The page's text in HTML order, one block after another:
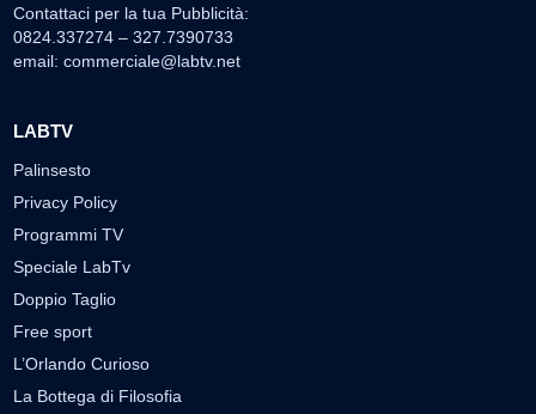
Contattaci per la tua Pubblicità:
0824.337274 – 327.7390733
email: commerciale@labtv.net
LABTV
Palinsesto
Privacy Policy
Programmi TV
Speciale LabTv
Doppio Taglio
Free sport
L’Orlando Curioso
La Bottega di Filosofia